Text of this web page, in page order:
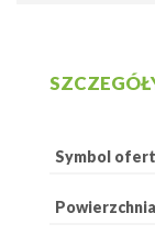
Symbol
Powierzchnia